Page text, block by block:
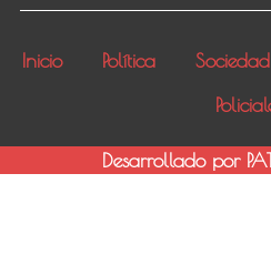
Inicio Política Sociedad
Desarrollado por